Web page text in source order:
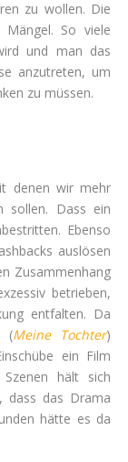
zu wollen. Die
So viele
und man das
anzutreten, um
zu müssen.
denen wir mehr
sollen. Dass ein
Ebenso
auslösen
Zusammenhang
betrieben,
entfalten. Da
(Meine Tochter)
ein Film
hält sich
dass das Drama
hätte es da